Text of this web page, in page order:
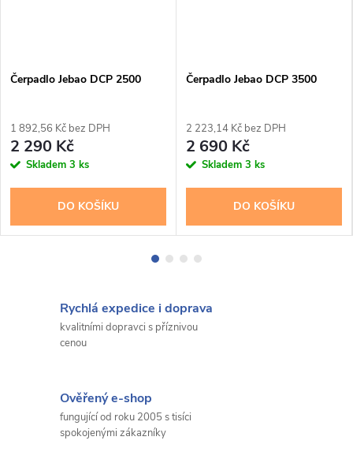
Čerpadlo Jebao DCP 2500
1 892,56 Kč bez DPH
2 290 Kč
Skladem 3 ks
DO KOŠÍKU
Čerpadlo Jebao DCP 3500
2 223,14 Kč bez DPH
2 690 Kč
Skladem 3 ks
DO KOŠÍKU
Rychlá expedice i doprava
kvalitními dopravci s příznivou
cenou
Ověřený e-shop
fungující od roku 2005 s tisíci
spokojenými zákazníky